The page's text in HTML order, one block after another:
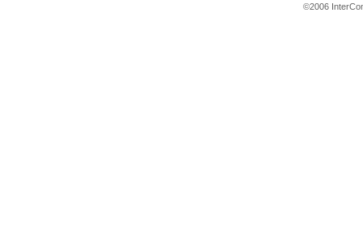
©2006